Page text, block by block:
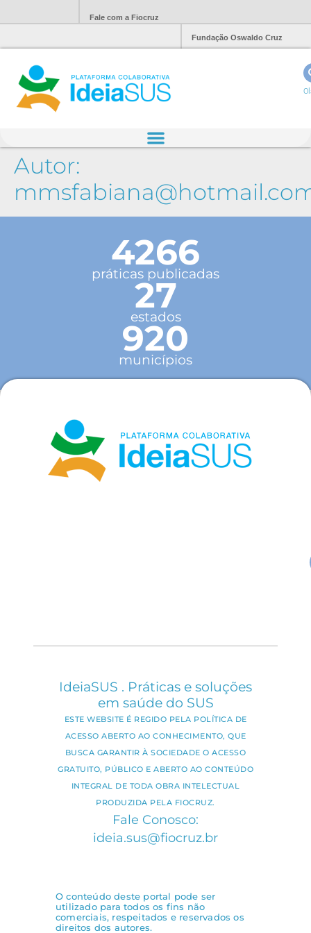
Fale com a Fiocruz
Fundação Oswaldo Cruz
Autor:
4266
práticas publicadas
27
estados
920
municípios
IdeiaSUS . Práticas e soluções
em saúde do SUS
ESTE WEBSITE É REGIDO PELA POLÍTICA DE
ACESSO ABERTO AO CONHECIMENTO, QUE
BUSCA GARANTIR À SOCIEDADE O ACESSO
GRATUITO, PÚBLICO E ABERTO AO CONTEÚDO
INTEGRAL DE TODA OBRA INTELECTUAL
PRODUZIDA PELA FIOCRUZ.
Fale Conosco:
ideia.sus@fiocruz.br
O conteúdo deste portal pode ser
utilizado para todos os fins não
comerciais, respeitados e reservados os
direitos dos autores.